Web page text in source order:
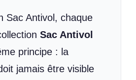
Sac Antivol, chaque
Sac Antivol
principe : la
jamais être visible